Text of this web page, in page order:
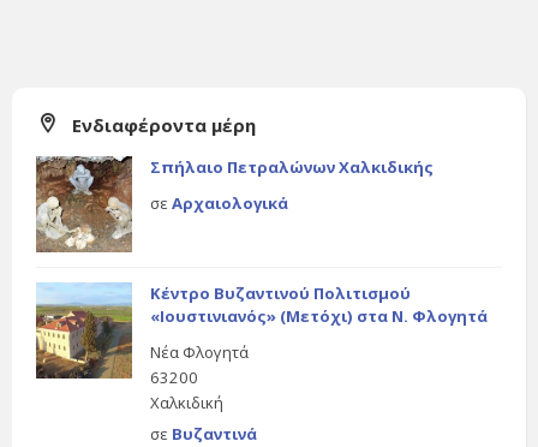
Ενδιαφέροντα μέρη
Σπήλαιο Πετραλώνων Χαλκιδικής
σε Αρχαιολογικά
Κέντρο Βυζαντινού Πολιτισμού
«Ιουστινιανός» (Μετόχι) στα Ν. Φλογητά
Νέα Φλογητά
63200
Χαλκιδική
σε Βυζαντινά